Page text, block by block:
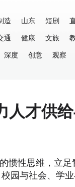
造 山东 短剧
通 健康 文旅
深度 创意 观察
人才供
惯性思维，立
园与社会、学